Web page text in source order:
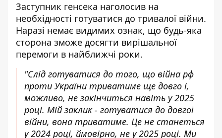
Заступник генсека наголосив на
необхідності готуватися до тривалої війни.
Наразі немає видимих ознак, що будь-яка
сторона зможе досягти вирішальної
перемоги в найближчі роки.
"Слід готуватися до того, що війна рф
проти України триватиме ще довго і,
можливо, не закінчиться навіть у 2025
році. Мій заклик - готуватися до довгої
війни, вона триватиме. Це не станеться
у 2024 році, ймовірно, не у 2025 році. Ми